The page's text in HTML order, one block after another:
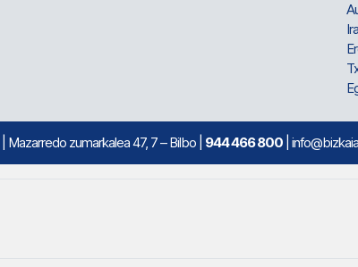
| Mazarredo zumarkalea 47, 7 – Bilbo | 944 466 800 |